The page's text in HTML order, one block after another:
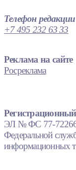
Телефон редакции
+7 495 232 63 33
Реклама на сайте
Росреклама
ЭЛ № ФС 77-72266
Федеральной
информационных